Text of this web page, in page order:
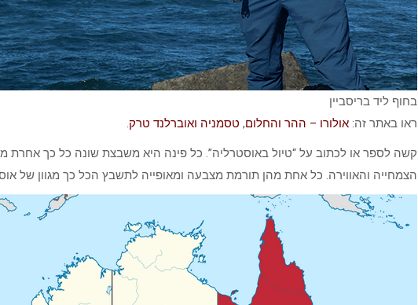
בחוף ליד בריסביין
ראו באתר זה: אולורו – ההר והחלום, טסמניה ואוברלנד טרק.
קשה לספר או לכתוב על “טיול באוסטרליה”. כל פינה היא משבצת שונה כל כך אחרת
הצמחייה והאווירה. כל אחת מהן תורמת מצבעה ומאופייה לתשבץ הכל כך מגוון של